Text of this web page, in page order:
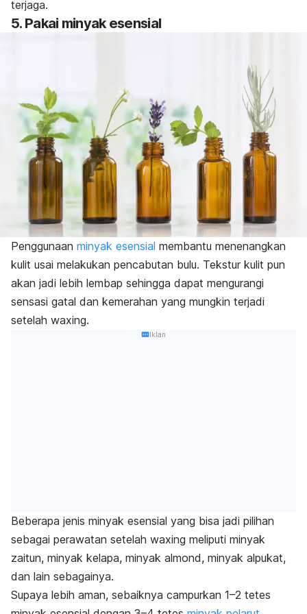
terjaga.
5. Pakai minyak esensial
Penggunaan minyak esensial membantu menenangkan
kulit usai melakukan pencabutan bulu. Tekstur kulit pun
akan jadi lebih lembap sehingga dapat mengurangi
sensasi gatal dan kemerahan yang mungkin terjadi
setelah waxing.
Iklan
Beberapa jenis minyak esensial yang bisa jadi pilihan
sebagai perawatan setelah waxing meliputi minyak
zaitun, minyak kelapa, minyak almond, minyak alpukat,
dan lain sebagainya.
Supaya lebih aman, sebaiknya campurkan 1–2 tetes